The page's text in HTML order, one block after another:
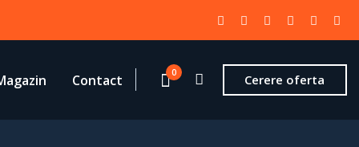
Contact 0 Cerere oferta